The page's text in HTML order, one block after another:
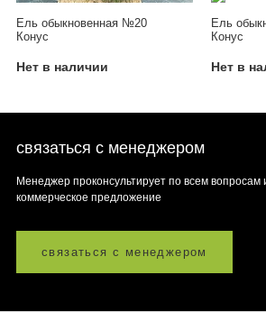
Ель обыкновенная №20
Конус
Нет в наличии
Ель
Конус
Нет в
связаться с менеджером
Менеджер проконсультирует по всем вопросам
коммерческое предложение
связаться с менеджером